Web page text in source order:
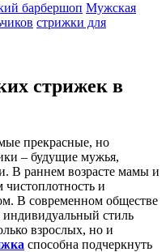
барбершоп Мужская
стрижки для
стрижек в
прекрасные, но
– будущие мужья,
В раннем возрасте мамы и
и
В современном обществе
индивидуальный стиль
взрослых, но и
способна подчеркнуть